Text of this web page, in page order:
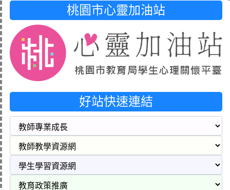
桃園市心靈加油站
好站快速連結